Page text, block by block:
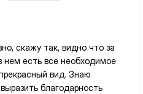
скажу так, видно что за
нем есть все необходимое
вид. Знаю
благодарность